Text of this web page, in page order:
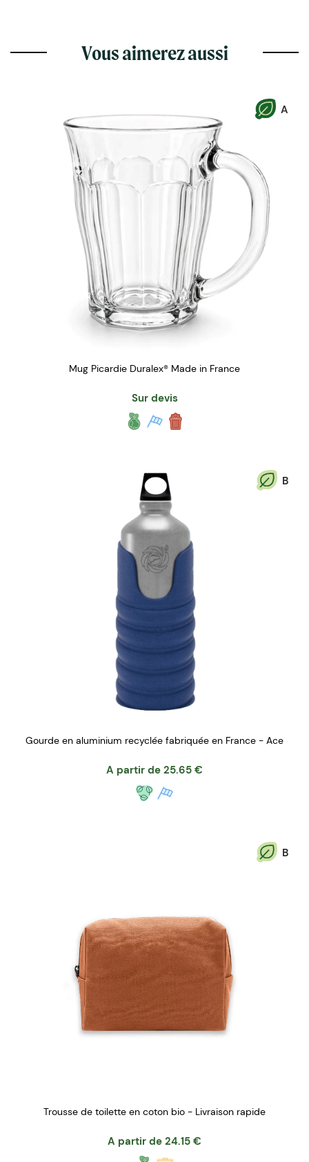
Vous aimerez aussi
A
Mug Picardie Duralex® Made in France
Sur devis
B
Gourde en aluminium recyclée fabriquée en France - Ace
A partir de 25.65 €
B
Trousse de toilette en coton bio - Livraison rapide
A partir de 24.15 €